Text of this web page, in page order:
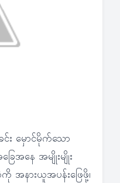
း မှောင်မိုက်သော
အနေ အမျိုးမျိုး
အနားယူအပန်းဖြေဖို့၊